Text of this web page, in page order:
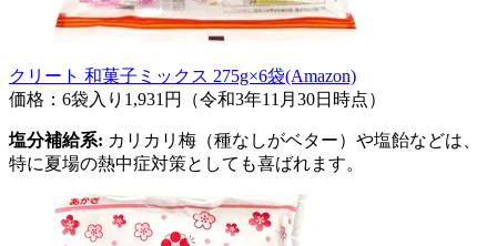
クリート 和菓子ミックス 275g×6袋(Amazon)
価格：6袋入り1,931円（令和3年11月30日時点）
塩分補給系: カリカリ梅（種なしがベター）や塩飴などは、
特に夏場の熱中症対策としても喜ばれます。